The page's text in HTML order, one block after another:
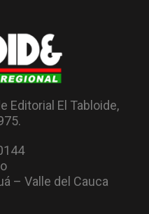
Editorial El Tabloide,
– Valle del Cauca